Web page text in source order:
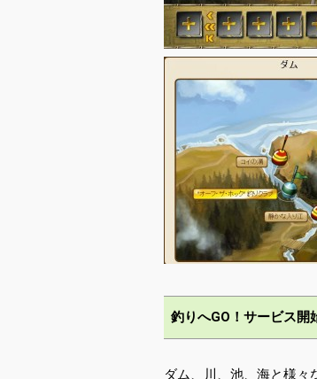
釣りへGO！サービス開
ダム、川、池、海と様々